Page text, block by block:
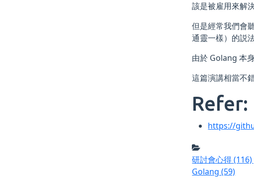
該是被雇用來解
但是經常我們會
通靈一樣）的説
由於 Golang 本
這篇演講相當不
Refer:
https://
研討會心得(116)
Golang(59)